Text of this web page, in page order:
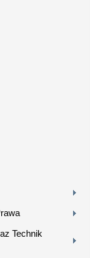
Technik